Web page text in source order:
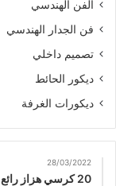
الفن الهندسي
فن الجدار الهندسي
تصميم داخلي
ديكور الحائط
ديكورات الغرفة
28/03/2022
20 كرسي هزاز رائع في غرفة المعيشة